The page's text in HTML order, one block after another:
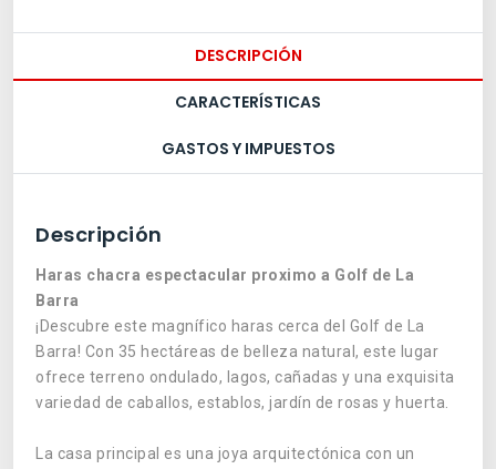
DESCRIPCIÓN
CARACTERÍSTICAS
GASTOS Y IMPUESTOS
Descripción
Haras chacra espectacular proximo a Golf de La
Barra
¡Descubre este magnífico haras cerca del Golf de La
Barra! Con 35 hectáreas de belleza natural, este lugar
ofrece terreno ondulado, lagos, cañadas y una exquisita
variedad de caballos, establos, jardín de rosas y huerta.
La casa principal es una joya arquitectónica con un